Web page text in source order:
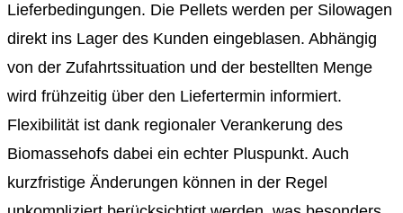
Lieferbedingungen. Die Pellets werden per Silowagen
direkt ins Lager des Kunden eingeblasen. Abhängig
von der Zufahrtssituation und der bestellten Menge
wird frühzeitig über den Liefertermin informiert.
Flexibilität ist dank regionaler Verankerung des
Biomassehofs dabei ein echter Pluspunkt. Auch
kurzfristige Änderungen können in der Regel